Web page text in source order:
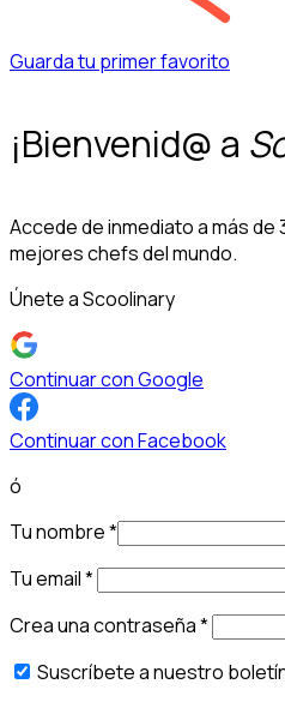
Guarda tu primer favorito
¡Bienvenid@ a
Accede de inmediato a más
mejores chefs del mundo.
Únete a Scoolinary
Continuar con Google
Continuar con Facebook
ó
Tu nombre*
Tu email*
Crea una contraseña*
Suscríbete a nuestro